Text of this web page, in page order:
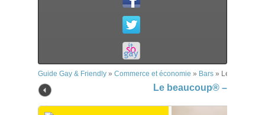
Guide Gay & Friendly » Commerce et économie » Bars » Le
Le beaucoup® –